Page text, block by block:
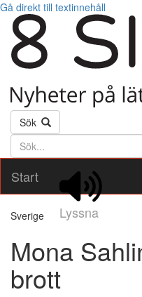
Gå direkt till textinnehåll
Sök
Söktext
Start
Lyssna
Sverige
Mona
brott